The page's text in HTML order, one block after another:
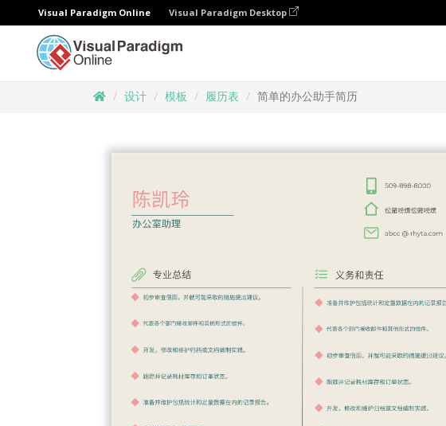
Visual Paradigm Online Visual Paradigm Desktop
设计 模板 履历表 简单的办公助手简历